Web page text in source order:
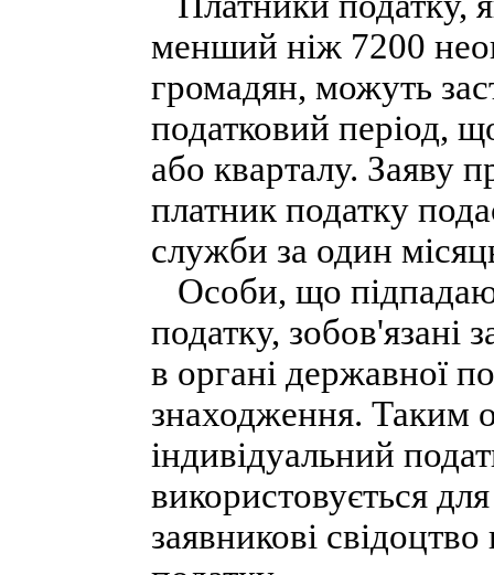
менший ніж 7200
громадян, можуть
податковий період,
або кварталу. Заяву
платник податку
служби за один
Особи, що
податку, зобов'язані
в органі державної
знаходження. Таким
індивідуальний
використовується
заявникові